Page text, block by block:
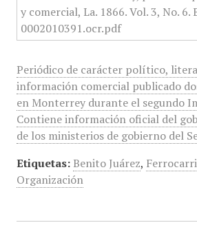
Periódico de carácter político,
información comercial publicado
en Monterrey durante el segundo
Contiene información oficial del
de los ministerios de gobierno del
Etiquetas: Benito Juárez,
Organización